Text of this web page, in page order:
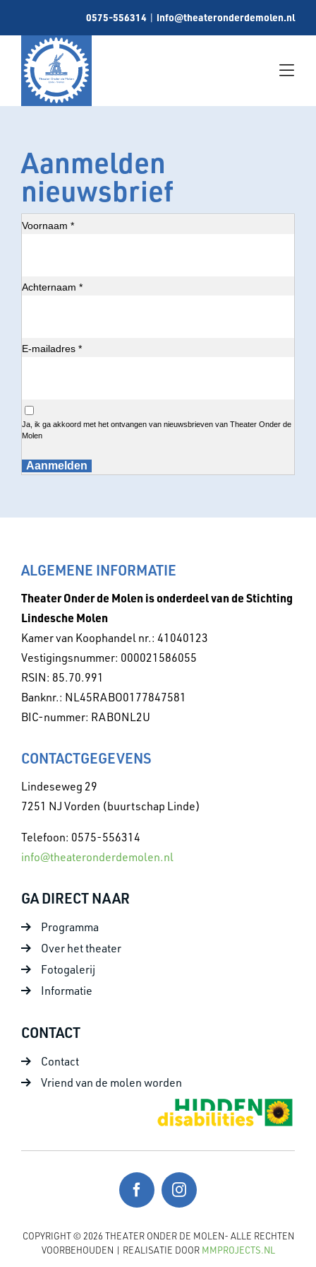
content
0575-556314 | info@theateronderdemolen.nl
Informatie
Vrienden
Galerij
Contact
Aanmelden
nieuwsbrief
Voornaam *
Achternaam *
E-mailadres *
Ja, ik ga akkoord met het ontvangen van nieuwsbrieven van Theater Onder de
Molen
Aanmelden
ALGEMENE INFORMATIE
Theater Onder de Molen is onderdeel van de Stichting
Lindesche Molen
Kamer van Koophandel nr.: 41040123
Vestigingsnummer: 000021586055
RSIN: 85.70.991
Banknr.: NL45RABO0177847581
BIC-nummer: RABONL2U
CONTACTGEGEVENS
Lindeseweg 29
7251 NJ Vorden (buurtschap Linde)
Telefoon: 0575-556314
info@theateronderdemolen.nl
GA DIRECT NAAR
Programma
Over het theater
Fotogalerij
Informatie
CONTACT
Contact
Vriend van de molen worden
COPYRIGHT © 2026 THEATER ONDER DE MOLEN- ALLE RECHTEN
VOORBEHOUDEN | REALISATIE DOOR MMPROJECTS.NL